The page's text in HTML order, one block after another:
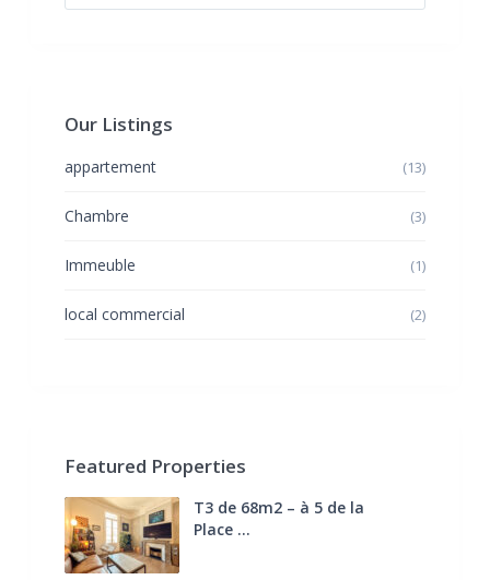
Our Listings
appartement (13)
Chambre (3)
Immeuble (1)
local commercial (2)
Featured Properties
T3 de 68m2 – à 5 de la
Place ...